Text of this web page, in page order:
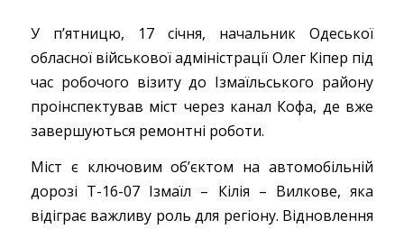
У п’ятницю, 17 січня, начальник Одеської
обласної військової адміністрації Олег Кіпер під
час робочого візиту до Ізмаїльського району
проінспектував міст через канал Кофа, де вже
завершуються ремонтні роботи.
Міст є ключовим об’єктом на автомобільній
дорозі Т-16-07 Ізмаїл – Кілія – Вилкове, яка
відіграє важливу роль для регіону. Відновлення